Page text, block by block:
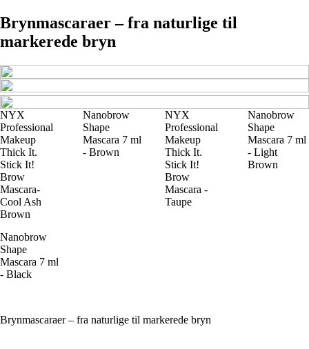
Brynmascaraer – fra naturlige til
markerede bryn
NYX
Professional
Makeup
Thick It.
Stick It!
Brow
Mascara-
Cool Ash
Brown
Nanobrow
Shape
Mascara 7 ml
- Brown
NYX
Professional
Makeup
Thick It.
Stick It!
Brow
Mascara -
Taupe
Nanobrow
Shape
Mascara 7 ml
- Light
Brown
Nanobrow
Shape
Mascara 7 ml
- Black
Brynmascaraer – fra naturlige til markerede bryn